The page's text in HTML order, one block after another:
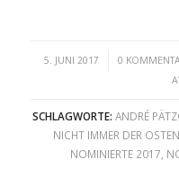
5. JUNI 2017
/ 0 /
SCHLAGWORTE: ANDRÉ
NICHT IMMER DER OSTEN
NOMINIERTE 2017,